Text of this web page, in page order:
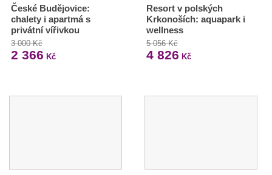
České Budějovice:
chalety i apartmá s
privátní vířivkou
3 000 Kč
2 366 Kč
Resort v polských
Krkonoších: aquapark i
wellness
5 056 Kč
4 826 Kč